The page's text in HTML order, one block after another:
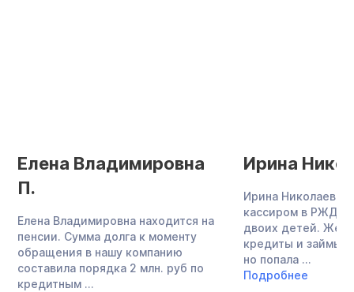
Елена Владимировна
П.
Елена Владимировна находится на
пенсии. Сумма долга к моменту
обращения в нашу компанию
составила порядка 2 млн. руб по
кредитным ...
Ирина
Ирина Николаевна
кассиром в РЖД,
двоих детей.
кредиты и займы
но попала ...
Подробнее